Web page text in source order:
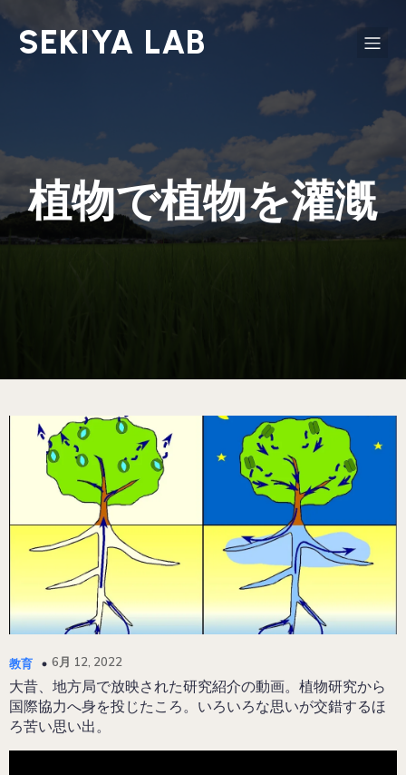
SEKIYA LAB
植物で植物を灌漑
教育 6月 12, 2022
大昔、地方局で放映された研究紹介の動画。植物研究から
国際協力へ身を投じたころ。いろいろな思いが交錯するほ
ろ苦い思い出。